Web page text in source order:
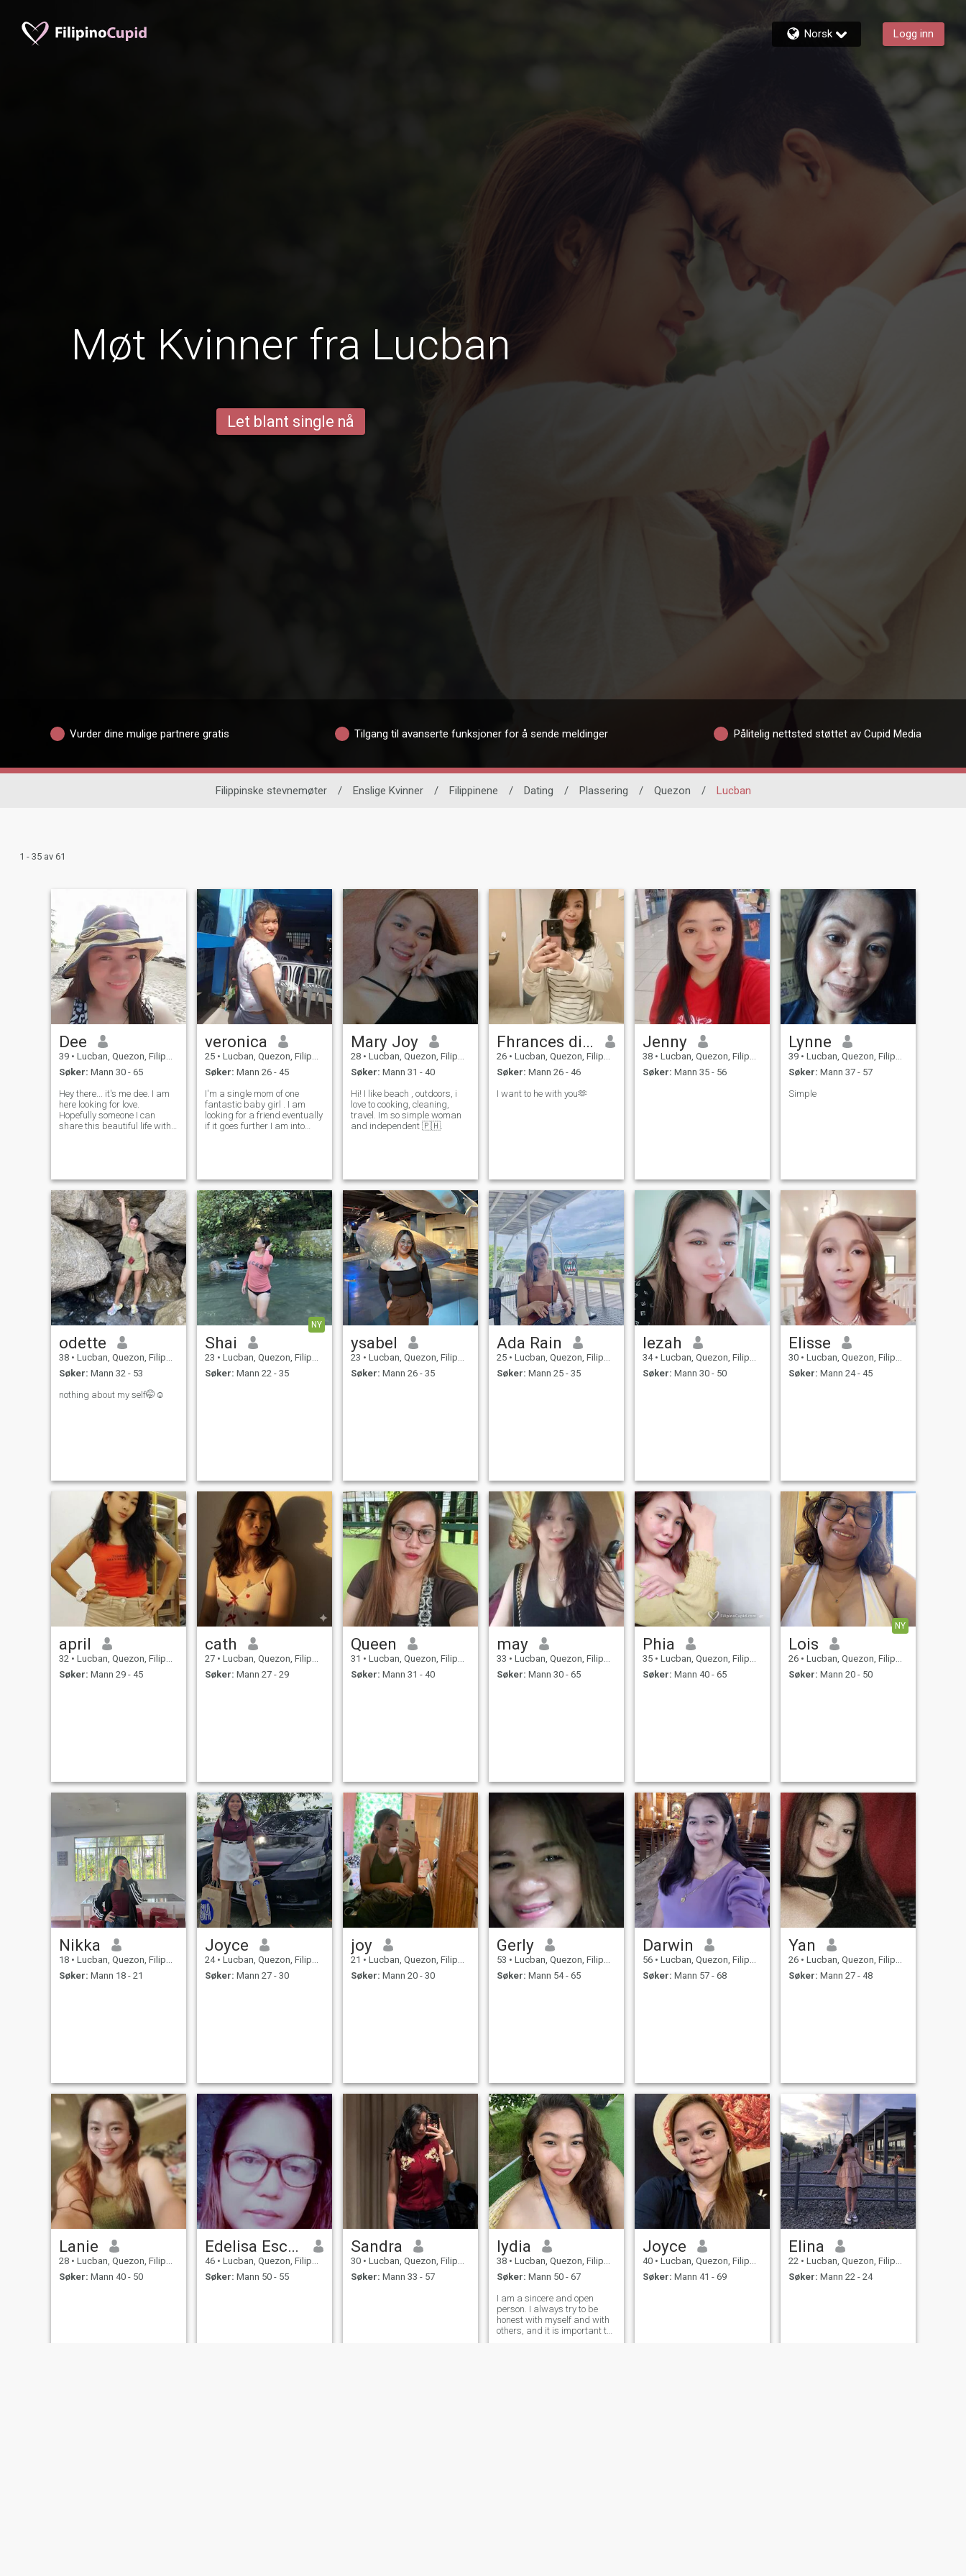
Norsk Logg inn
Møt Kvinner fra Lucban
Let blant single nå
Vurder dine mulige partnere gratis Tilgang til avanserte funksjoner for å sende meldinger Pålitelig nettsted støttet av Cupid Media
Filippinske stevnemøter / Enslige Kvinner / Filippinene / Dating / Plassering / Quezon / Lucban
1 - 35 av 61
Dee
39 • Lucban, Quezon, Filippinene
Søker: Mann 30 - 65
Hey there... it's me dee. I am
here looking for love.
Hopefully someone I can
share this beautiful life with. I
chance to know you better by
veronica
25 • Lucban, Quezon, Filippinene
Søker: Mann 26 - 45
I'm a single mom of one
fantastic baby girl . I am
looking for a friend eventually
if it goes further I am into
teenager
Mary Joy
28 • Lucban, Quezon, Filippinene
Søker: Mann 31 - 40
Hi! I like beach , outdoors, i
love to cooking, cleaning,
travel. Im so simple woman
and independent 🇵🇭.
Fhrances dianne mae
26 • Lucban, Quezon, Filippinene
Søker: Mann 26 - 46
I want to he with you🫶
Jenny
38 • Lucban, Quezon, Filippinene
Søker: Mann 35 - 56
Lynne
39 • Lucban, Quezon, Filippinene
Søker: Mann 37 - 57
Simple
odette
38 • Lucban, Quezon, Filippinene
Søker: Mann 32 - 53
nothing about my self🤭☺️
NY
Shai
23 • Lucban, Quezon, Filippinene
Søker: Mann 22 - 35
ysabel
23 • Lucban, Quezon, Filippinene
Søker: Mann 26 - 35
Ada Rain
25 • Lucban, Quezon, Filippinene
Søker: Mann 25 - 35
lezah
34 • Lucban, Quezon, Filippinene
Søker: Mann 30 - 50
Elisse
30 • Lucban, Quezon, Filippinene
Søker: Mann 24 - 45
april
32 • Lucban, Quezon, Filippinene
Søker: Mann 29 - 45
cath
27 • Lucban, Quezon, Filippinene
Søker: Mann 27 - 29
Queen
31 • Lucban, Quezon, Filippinene
Søker: Mann 31 - 40
may
33 • Lucban, Quezon, Filippinene
Søker: Mann 30 - 65
Phia
35 • Lucban, Quezon, Filippinene
Søker: Mann 40 - 65
NY
Lois
26 • Lucban, Quezon, Filippinene
Søker: Mann 20 - 50
Nikka
18 • Lucban, Quezon, Filippinene
Søker: Mann 18 - 21
Joyce
24 • Lucban, Quezon, Filippinene
Søker: Mann 27 - 30
joy
21 • Lucban, Quezon, Filippinene
Søker: Mann 20 - 30
Gerly
53 • Lucban, Quezon, Filippinene
Søker: Mann 54 - 65
Darwin
56 • Lucban, Quezon, Filippinene
Søker: Mann 57 - 68
Yan
26 • Lucban, Quezon, Filippinene
Søker: Mann 27 - 48
Lanie
28 • Lucban, Quezon, Filippinene
Søker: Mann 40 - 50
Edelisa Escol Ligad
46 • Lucban, Quezon, Filippinene
Søker: Mann 50 - 55
Sandra
30 • Lucban, Quezon, Filippinene
Søker: Mann 33 - 57
lydia
38 • Lucban, Quezon, Filippinene
Søker: Mann 50 - 67
I am a sincere and open
person. I always try to be
honest with myself and with
others, and it is important to
Joyce
40 • Lucban, Quezon, Filippinene
Søker: Mann 41 - 69
Elina
22 • Lucban, Quezon, Filippinene
Søker: Mann 22 - 24